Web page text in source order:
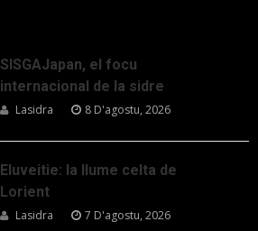
SISGAJapan, el focu
internacional de la sidre
Lasidra 8 D'agostu, 2026
Eluveitie: la llume celta de
Lorient
Lasidra 7 D'agostu, 2026